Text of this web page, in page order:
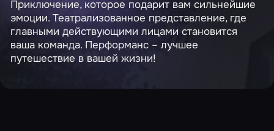
Приключение, которое подарит вам сильнейшие
эмоции. Театрализованное представление, где
главными действующими лицами становится
ваша команда. Перформанс – лучшее
путешествие в вашей жизни!